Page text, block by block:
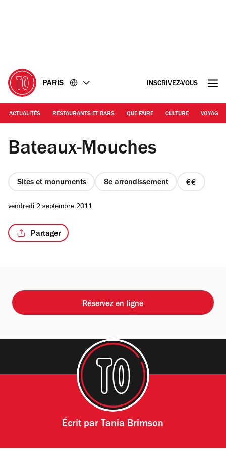
PARIS INSCRIVEZ-VOUS
ACTUALITÉS RESTAURANTS ET BARS QUE FAIRE CULTURE VOYAGE
© Time Out
Bateaux-Mouches
Sites et monuments 8e arrondissement
prix
vendredi 2 septembre 2011
Partager
Réservez en ligne
Écrit par Tania Brimson